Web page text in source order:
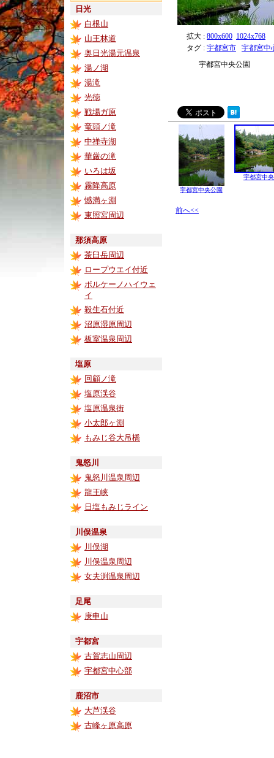
日光
白根山
山王林道
奥日光湯元温泉
湯ノ湖
湯滝
光徳
戦場ガ原
竜頭ノ滝
中禅寺湖
華厳の滝
いろは坂
霧降高原
憾満ヶ淵
東照宮周辺
那須高原
茶臼岳周辺
ロープウエイ付近
ボルケーノハイウェ
イ
殺生石付近
沼原湿原周辺
板室温泉周辺
塩原
回顧ノ滝
塩原渓谷
塩原温泉街
小太郎ヶ淵
もみじ谷大吊橋
鬼怒川
鬼怒川温泉周辺
龍王峡
日塩もみじライン
川俣温泉
川俣湖
川俣温泉周辺
女夫渕温泉周辺
足尾
庚申山
宇都宮
古賀志山周辺
宇都宮中心部
鹿沼市
大芦渓谷
古峰ヶ原高原
拡大 : 800x600 1024x768
タグ : 宇都宮市
宇都宮中
宇都宮中央公園
宇都宮中央公園
宇都宮中
前へ<<